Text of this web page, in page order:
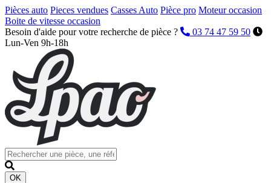
Pièces auto Pieces vendues Casses Auto Pièce pro Moteur occasion
Boite de vitesse occasion
Besoin d'aide pour votre recherche de pièce ?
03 74 47 59 50
Lun-Ven 9h-18h
OK